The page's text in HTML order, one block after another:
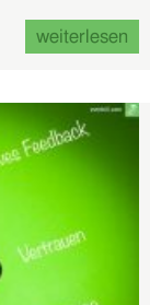
weiterlesen